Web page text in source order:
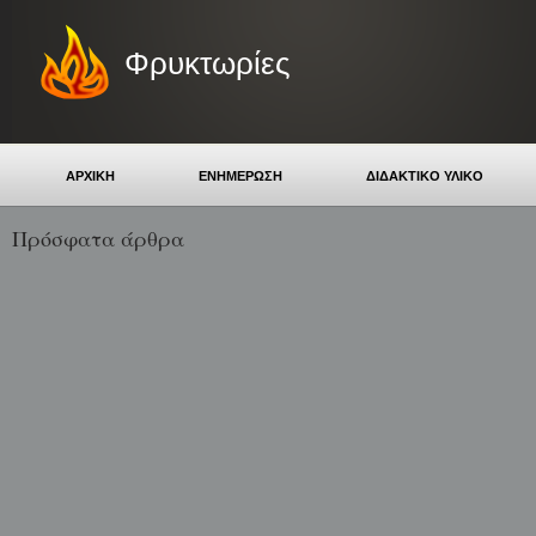
Φρυκτωρίες
ΑΡΧΙΚΗ ΕΝΗΜΕΡΩΣΗ ΔΙΔΑΚΤΙΚΟ ΥΛΙΚΟ
Πρόσφατα άρθρα